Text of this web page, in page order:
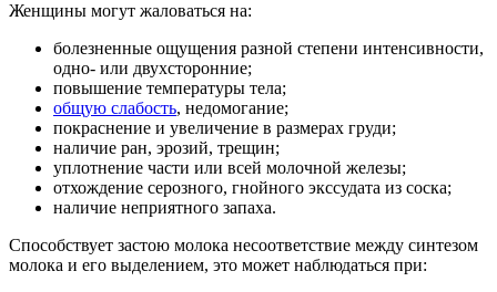
Женщины могут жаловаться на:
болезненные ощущения разной степени интенсивности,
одно- или двухсторонние;
повышение температуры тела;
общую слабость, недомогание;
покраснение и увеличение в размерах груди;
наличие ран, эрозий, трещин;
уплотнение части или всей молочной железы;
отхождение серозного, гнойного экссудата из соска;
наличие неприятного запаха.
Способствует застою молока несоответствие между синтезом
молока и его выделением, это может наблюдаться при: